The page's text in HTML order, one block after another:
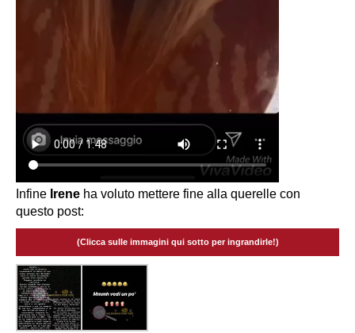
Infine Irene ha voluto mettere fine alla querelle con
questo post:
(Clicca sulle immagini qui sotto per ingrandirle!)